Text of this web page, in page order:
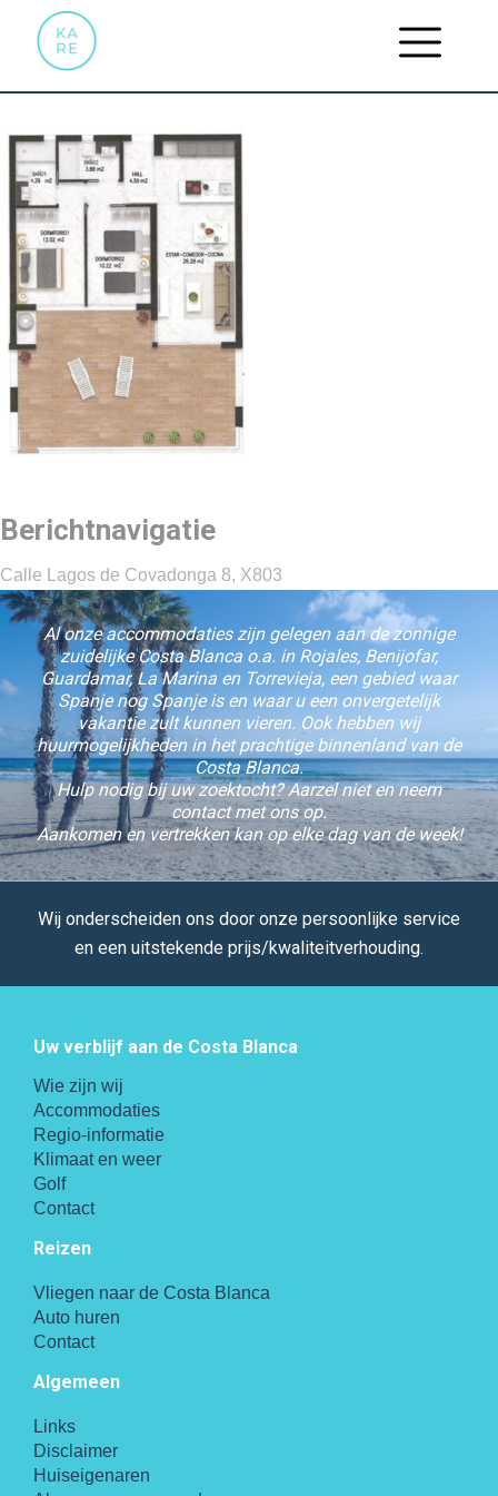
SUNRISE 10 APPARTMENT 803
PLAN
Berichtnavigatie
Calle Lagos de Covadonga 8, X803
Al onze accommodaties zijn gelegen aan de zonnige
zuidelijke Costa Blanca o.a. in Rojales, Benijofar,
Guardamar, La Marina en Torrevieja, een gebied waar
Spanje nog Spanje is en waar u een onvergetelijk
vakantie zult kunnen vieren. Ook hebben wij
huurmogelijkheden in het prachtige binnenland van de
Costa Blanca.
Hulp nodig bij uw zoektocht? Aarzel niet en neem
contact met ons op.
Aankomen en vertrekken kan op elke dag van de week!
Wij onderscheiden ons door onze persoonlijke service
en een uitstekende prijs/kwaliteitverhouding.
Uw verblijf aan de Costa Blanca
Wie zijn wij
Accommodaties
Regio-informatie
Klimaat en weer
Golf
Contact
Reizen
Vliegen naar de Costa Blanca
Auto huren
Contact
Algemeen
Links
Disclaimer
Huiseigenaren